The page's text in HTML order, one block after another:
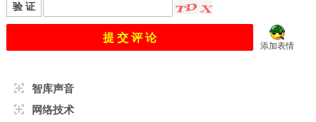
验 证
添加表情
智库声音
网络技术